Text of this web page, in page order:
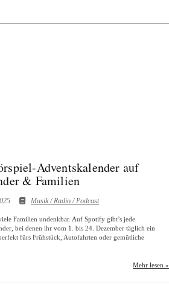
Adventskalender auf
& Familien
Musik / Radio / Podcast
Familien undenkbar. Auf Spotify gibt’s jede
bei denen ihr vom 1. bis 24. Dezember täglich ein
fürs Frühstück, Autofahrten oder gemütliche
Mehr lesen »